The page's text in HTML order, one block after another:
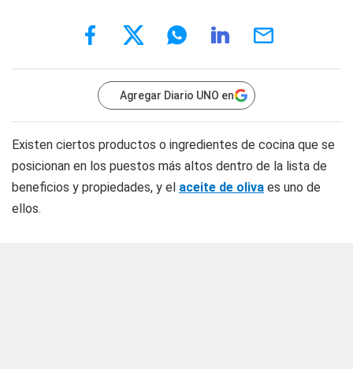
Agregar Diario UNO en
Existen ciertos productos o ingredientes de cocina que se
posicionan en los puestos más altos dentro de la lista de
beneficios y propiedades, y el aceite de oliva es uno de
ellos.